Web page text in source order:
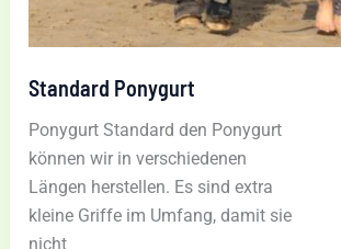
Standard Ponygurt
Ponygurt Standard den Ponygurt
können wir in verschiedenen
Längen herstellen. Es sind extra
kleine Griffe im Umfang, damit sie
nicht